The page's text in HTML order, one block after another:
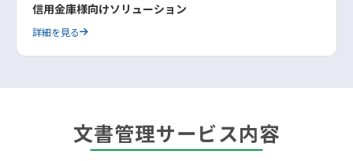
信用金庫様向けソリューション
詳細を見る
文書管理サービス内容